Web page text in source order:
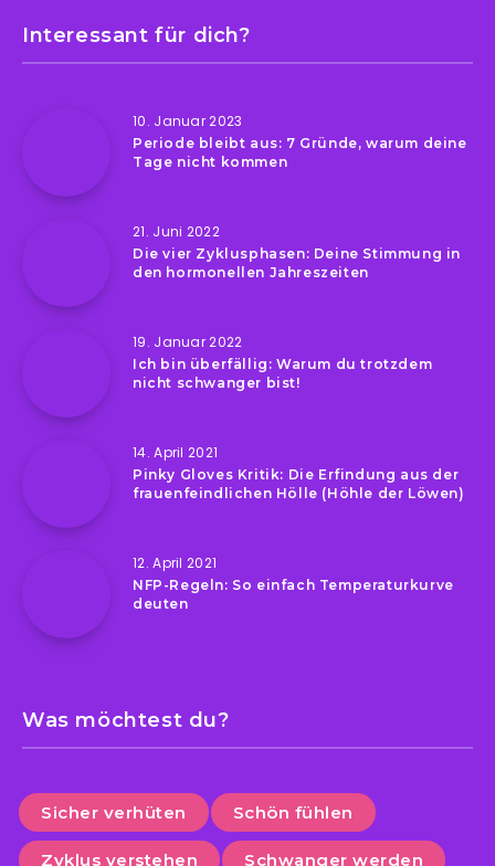
Interessant für dich?
10. Januar 2023
Periode bleibt aus: 7 Gründe, warum deine
Tage nicht kommen
21. Juni 2022
Die vier Zyklusphasen: Deine Stimmung in
den hormonellen Jahreszeiten
19. Januar 2022
Ich bin überfällig: Warum du trotzdem
nicht schwanger bist!
14. April 2021
Pinky Gloves Kritik: Die Erfindung aus der
frauenfeindlichen Hölle (Höhle der Löwen)
12. April 2021
NFP-Regeln: So einfach Temperaturkurve
deuten
Was möchtest du?
Sicher verhüten Schön fühlen
Zyklus verstehen Schwanger werden